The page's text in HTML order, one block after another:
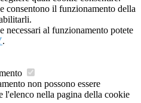
consentono il funzionamento della
necessari al funzionamento potete
.
non possono essere
l'elenco nella pagina della cookie